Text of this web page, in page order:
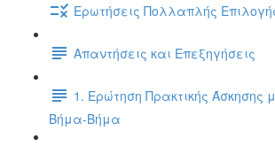
Ερωτήσεις Πολλαπλής
Απαντήσεις και Επεξηγήσεις
1. Ερώτηση Πρακτικής Άσκησης
Βήμα-Βήμα